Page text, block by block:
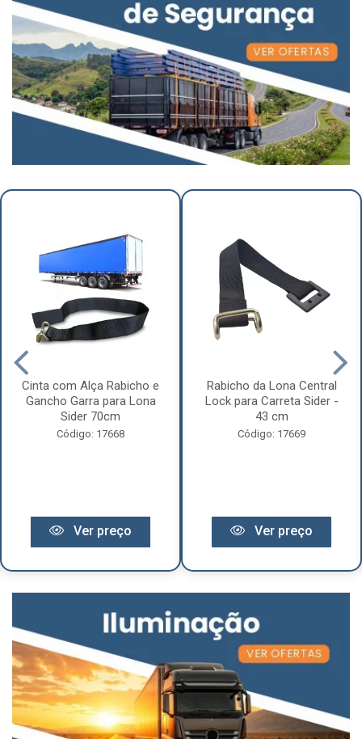
Cinta com Alça Rabicho e
Gancho Garra para Lona
Sider 70cm
Código: 17668
Ver preço
Rabicho da Lona Central
Lock para Carreta Sider -
43 cm
Código: 17669
Ver preço